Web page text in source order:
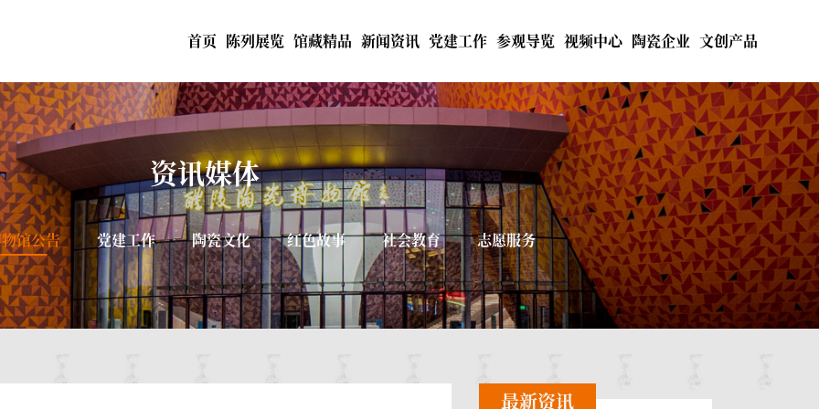
首页 陈列展览 馆藏精品 新闻资讯 党建工作 参观导览 视频中心 陶瓷企业 文创产品
资讯媒体
馆公告 党建工作 陶瓷文化 红色故事 社会教育 志愿服务
最新资讯